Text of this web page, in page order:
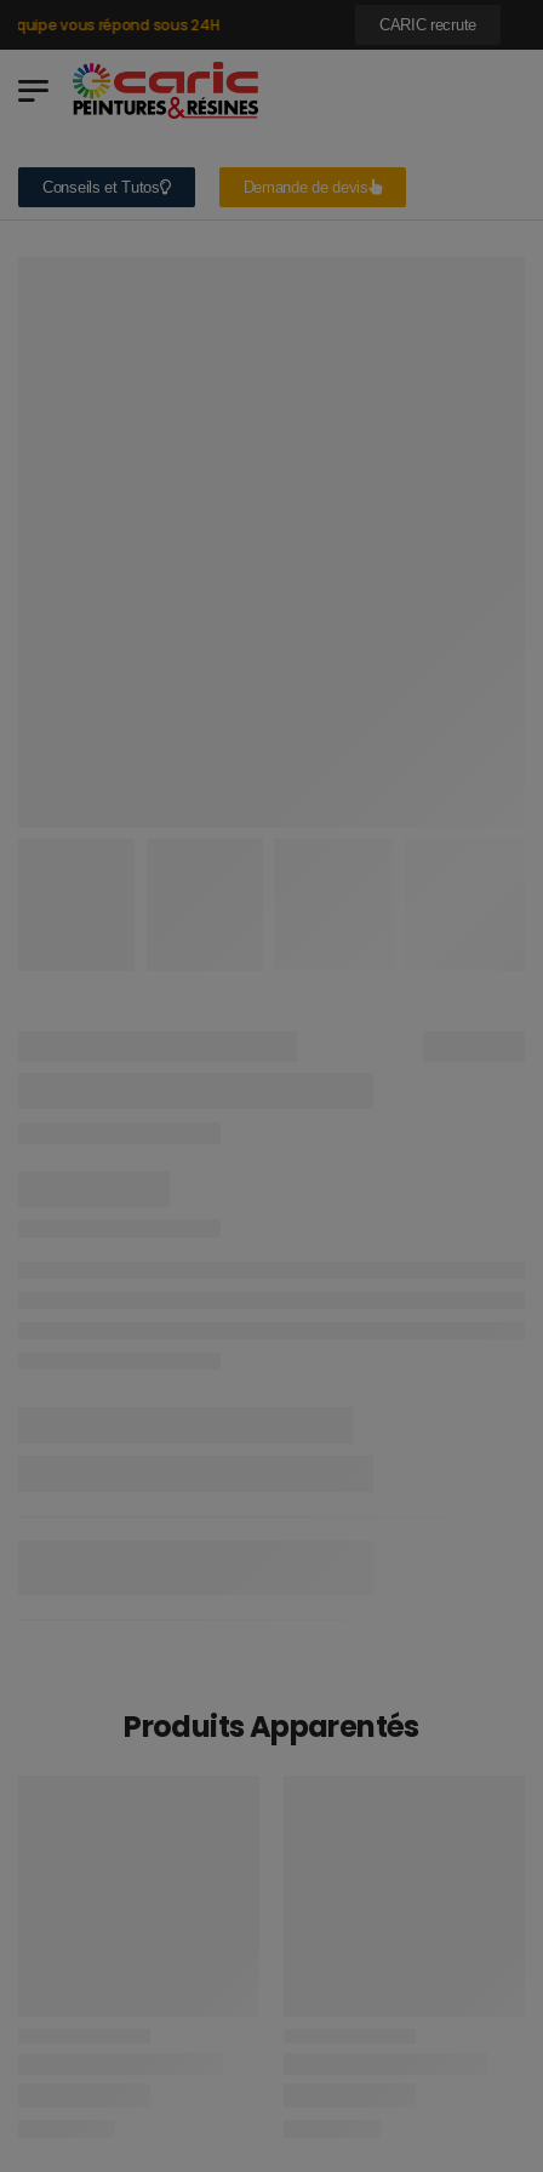
vous répond sous 24H CARIC recrute
Conseils et Tutos Demande de devis
Produits Apparentés